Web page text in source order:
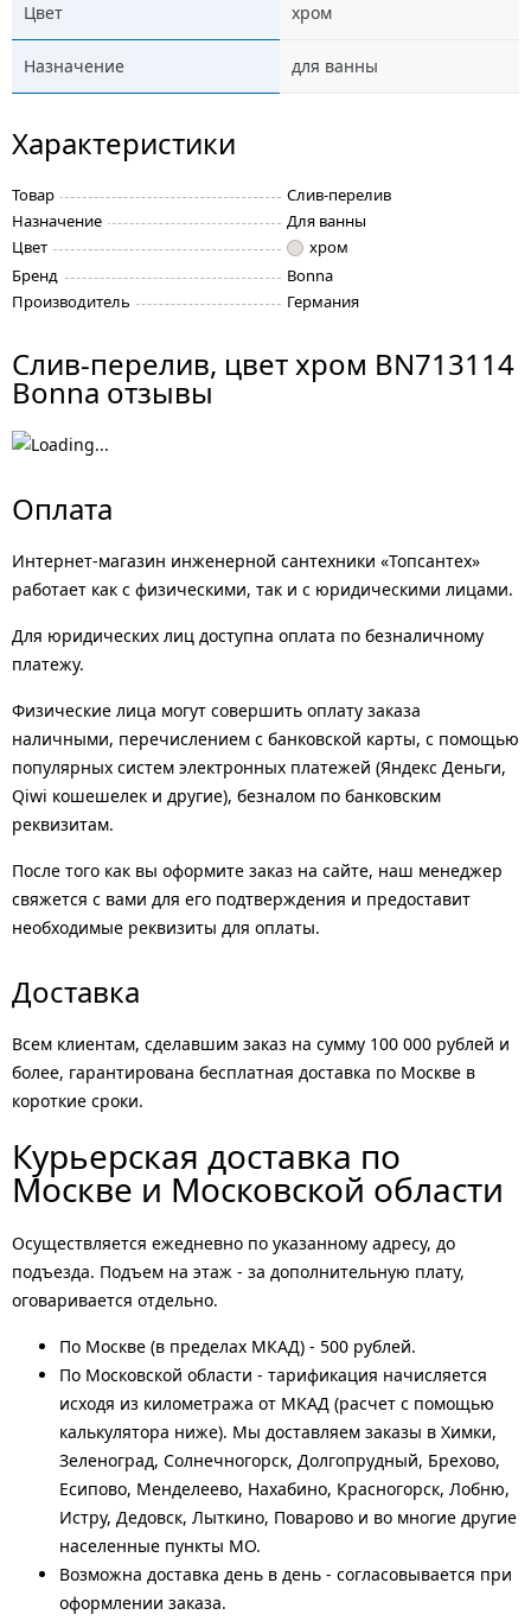
Цвет хром
Назначение для ванны
Характеристики
Товар
Слив-перелив
Назначение
Для ванны
Цвет
хром
Бренд
Bonna
Производитель
Германия
Слив-перелив, цвет хром BN713114
Bonna отзывы
Оплата
Интернет-магазин инженерной сантехники «Топсантех»
работает как с физическими, так и с юридическими лицами.
Для юридических лиц доступна оплата по безналичному
платежу.
Физические лица могут совершить оплату заказа
наличными, перечислением с банковской карты, с помощью
популярных систем электронных платежей (Яндекс Деньги,
Qiwi кошешелек и другие), безналом по банковским
реквизитам.
После того как вы оформите заказ на сайте, наш менеджер
свяжется с вами для его подтверждения и предоставит
необходимые реквизиты для оплаты.
Доставка
Всем клиентам, сделавшим заказ на сумму 100 000 рублей и
более, гарантирована бесплатная доставка по Москве в
короткие сроки.
Курьерская доставка по
Москве и Московской области
Осуществляется ежедневно по указанному адресу, до
подъезда. Подъем на этаж - за дополнительную плату,
оговаривается отдельно.
По Москве (в пределах МКАД) - 500 рублей.
По Московской области - тарификация начисляется
исходя из километража от МКАД (расчет с помощью
калькулятора ниже). Мы доставляем заказы в Химки,
Зеленоград, Солнечногорск, Долгопрудный, Брехово,
Есипово, Менделеево, Нахабино, Красногорск, Лобню,
Истру, Дедовск, Лыткино, Поварово и во многие другие
населенные пункты МО.
Возможна доставка день в день - согласовывается при
оформлении заказа.